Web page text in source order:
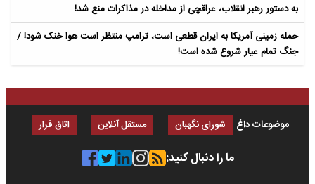
به دستور رهبر انقلاب، عراقچی از مداخله در مذاکرات منع شد!
حمله زمینی آمریکا به ایران قطعی است، ترامپ منتظر است هوا خنک شود! /
جنگ تمام عیار شروع شده است!
موضوعات داغ شورای نگهبان مستقل آنلاین اتاق فرار
ما را دنبال کنید: